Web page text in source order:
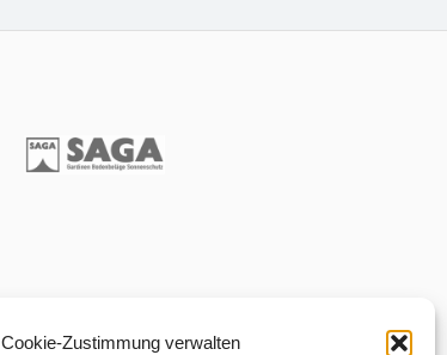
Cookie-Zustimmung verwalten